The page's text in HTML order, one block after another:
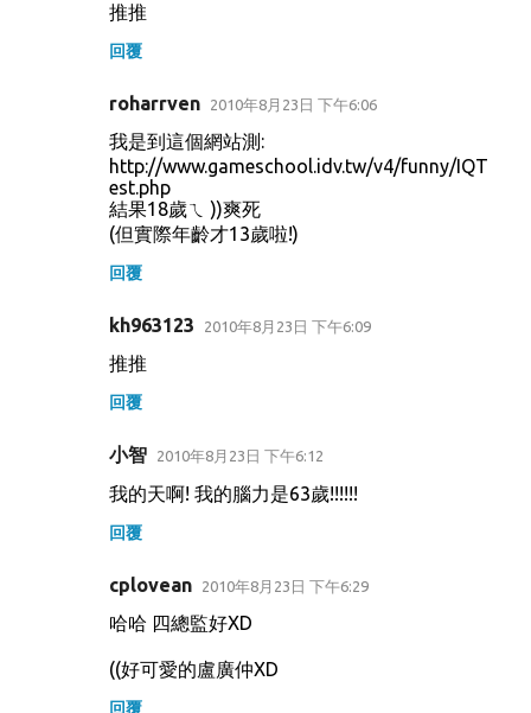
推推
回覆
roharrven 2010年8月23日 下午6:06
我是到這個網站測:
http://www.gameschool.idv.tw/v4/funny/IQT
est.php
結果18歲ㄟ ))爽死
(但實際年齡才13歲啦!)
回覆
kh963123 2010年8月23日 下午6:09
推推
回覆
小智 2010年8月23日 下午6:12
我的天啊! 我的腦力是63歲!!!!!!
回覆
cplovean 2010年8月23日 下午6:29
哈哈 四總監好XD
((好可愛的盧廣仲XD
回覆